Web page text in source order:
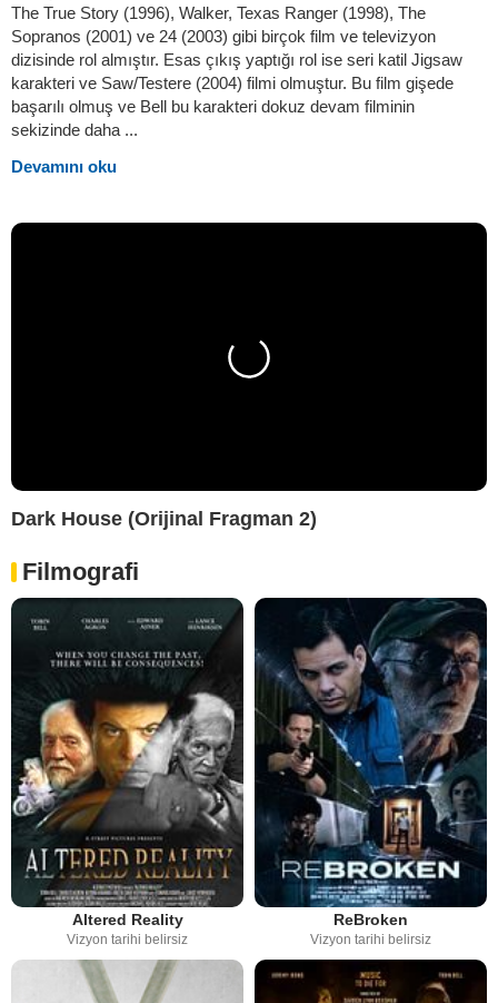
The True Story (1996), Walker, Texas Ranger (1998), The
Sopranos (2001) ve 24 (2003) gibi birçok film ve televizyon
dizisinde rol almıştır. Esas çıkış yaptığı rol ise seri katil Jigsaw
karakteri ve Saw/Testere (2004) filmi olmuştur. Bu film gişede
başarılı olmuş ve Bell bu karakteri dokuz devam filminin
sekizinde daha ...
Devamını oku
Dark House (Orijinal Fragman 2)
Filmografi
Altered Reality
Vizyon tarihi belirsiz
ReBroken
Vizyon tarihi belirsiz